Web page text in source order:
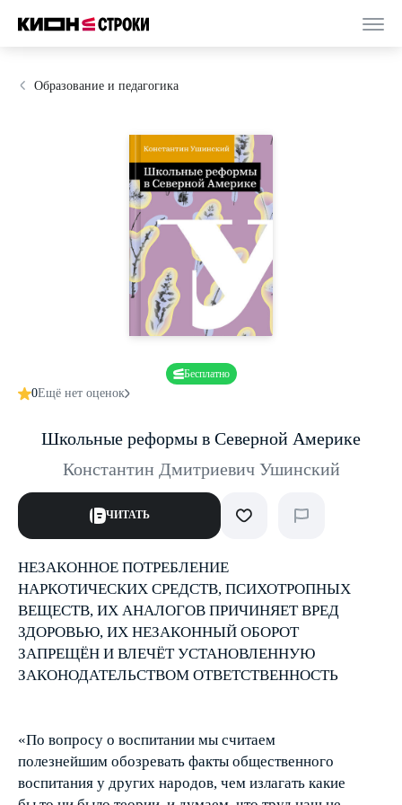
Образование и педагогика
Бесплатно
0Ещё нет оценок
Школьные реформы в Северной Америке
Константин Дмитриевич Ушинский
ЧИТАТЬ
НЕЗАКОННОЕ ПОТРЕБЛЕНИЕ
НАРКОТИЧЕСКИХ СРЕДСТВ, ПСИХОТРОПНЫХ
ВЕЩЕСТВ, ИХ АНАЛОГОВ ПРИЧИНЯЕТ ВРЕД
ЗДОРОВЬЮ, ИХ НЕЗАКОННЫЙ ОБОРОТ
ЗАПРЕЩЁН И ВЛЕЧЁТ УСТАНОВЛЕННУЮ
ЗАКОНОДАТЕЛЬСТВОМ ОТВЕТСТВЕННОСТЬ
«По вопросу о воспитании мы считаем
полезнейшим обозревать факты общественного
воспитания у других народов, чем излагать какие